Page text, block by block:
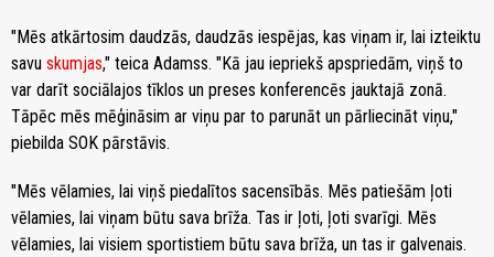
"Mēs atkārtosim daudzās, daudzās iespējas, kas viņam ir, lai izteiktu
savu skumjas," teica Adamss. "Kā jau iepriekš apspriedām, viņš to
var darīt sociālajos tīklos un preses konferencēs jauktajā zonā.
Tāpēc mēs mēģināsim ar viņu par to parunāt un pārliecināt viņu,"
piebilda SOK pārstāvis.
"Mēs vēlamies, lai viņš piedalītos sacensībās. Mēs patiešām ļoti
vēlamies, lai viņam būtu sava brīža. Tas ir ļoti, ļoti svarīgi. Mēs
vēlamies, lai visiem sportistiem būtu sava brīža, un tas ir galvenais.